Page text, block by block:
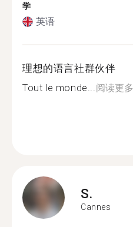
学
英语
理想的语言社群伙伴
Tout le monde...阅读更多
S.
Cannes